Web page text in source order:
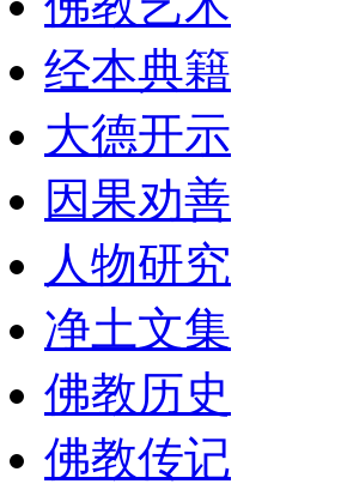
经本典籍
大德开示
因果劝善
人物研究
净土文集
佛教历史
佛教传记